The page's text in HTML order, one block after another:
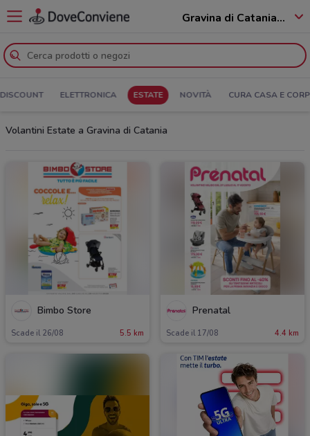
Gravina di Catania - 95030
DISCOUNT ELETTRONICA ESTATE NOVITÀ CURA CASA E
Volantini Estate a Gravina di Catania
Bimbo Store
Scade il 26/08 5.5 km
Prenatal
Scade il 17/08 4.4 km